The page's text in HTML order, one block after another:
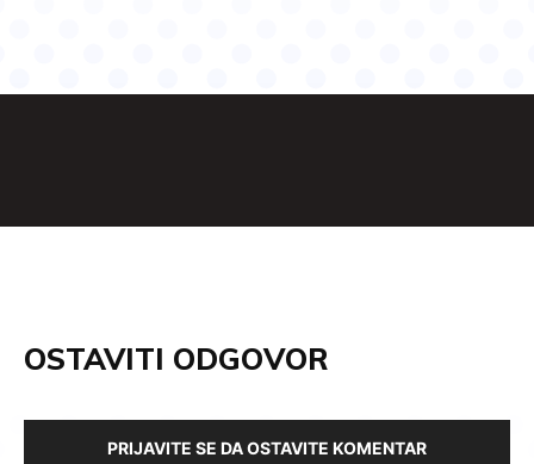
OSTAVITI ODGOVOR
PRIJAVITE SE DA OSTAVITE KOMENTAR